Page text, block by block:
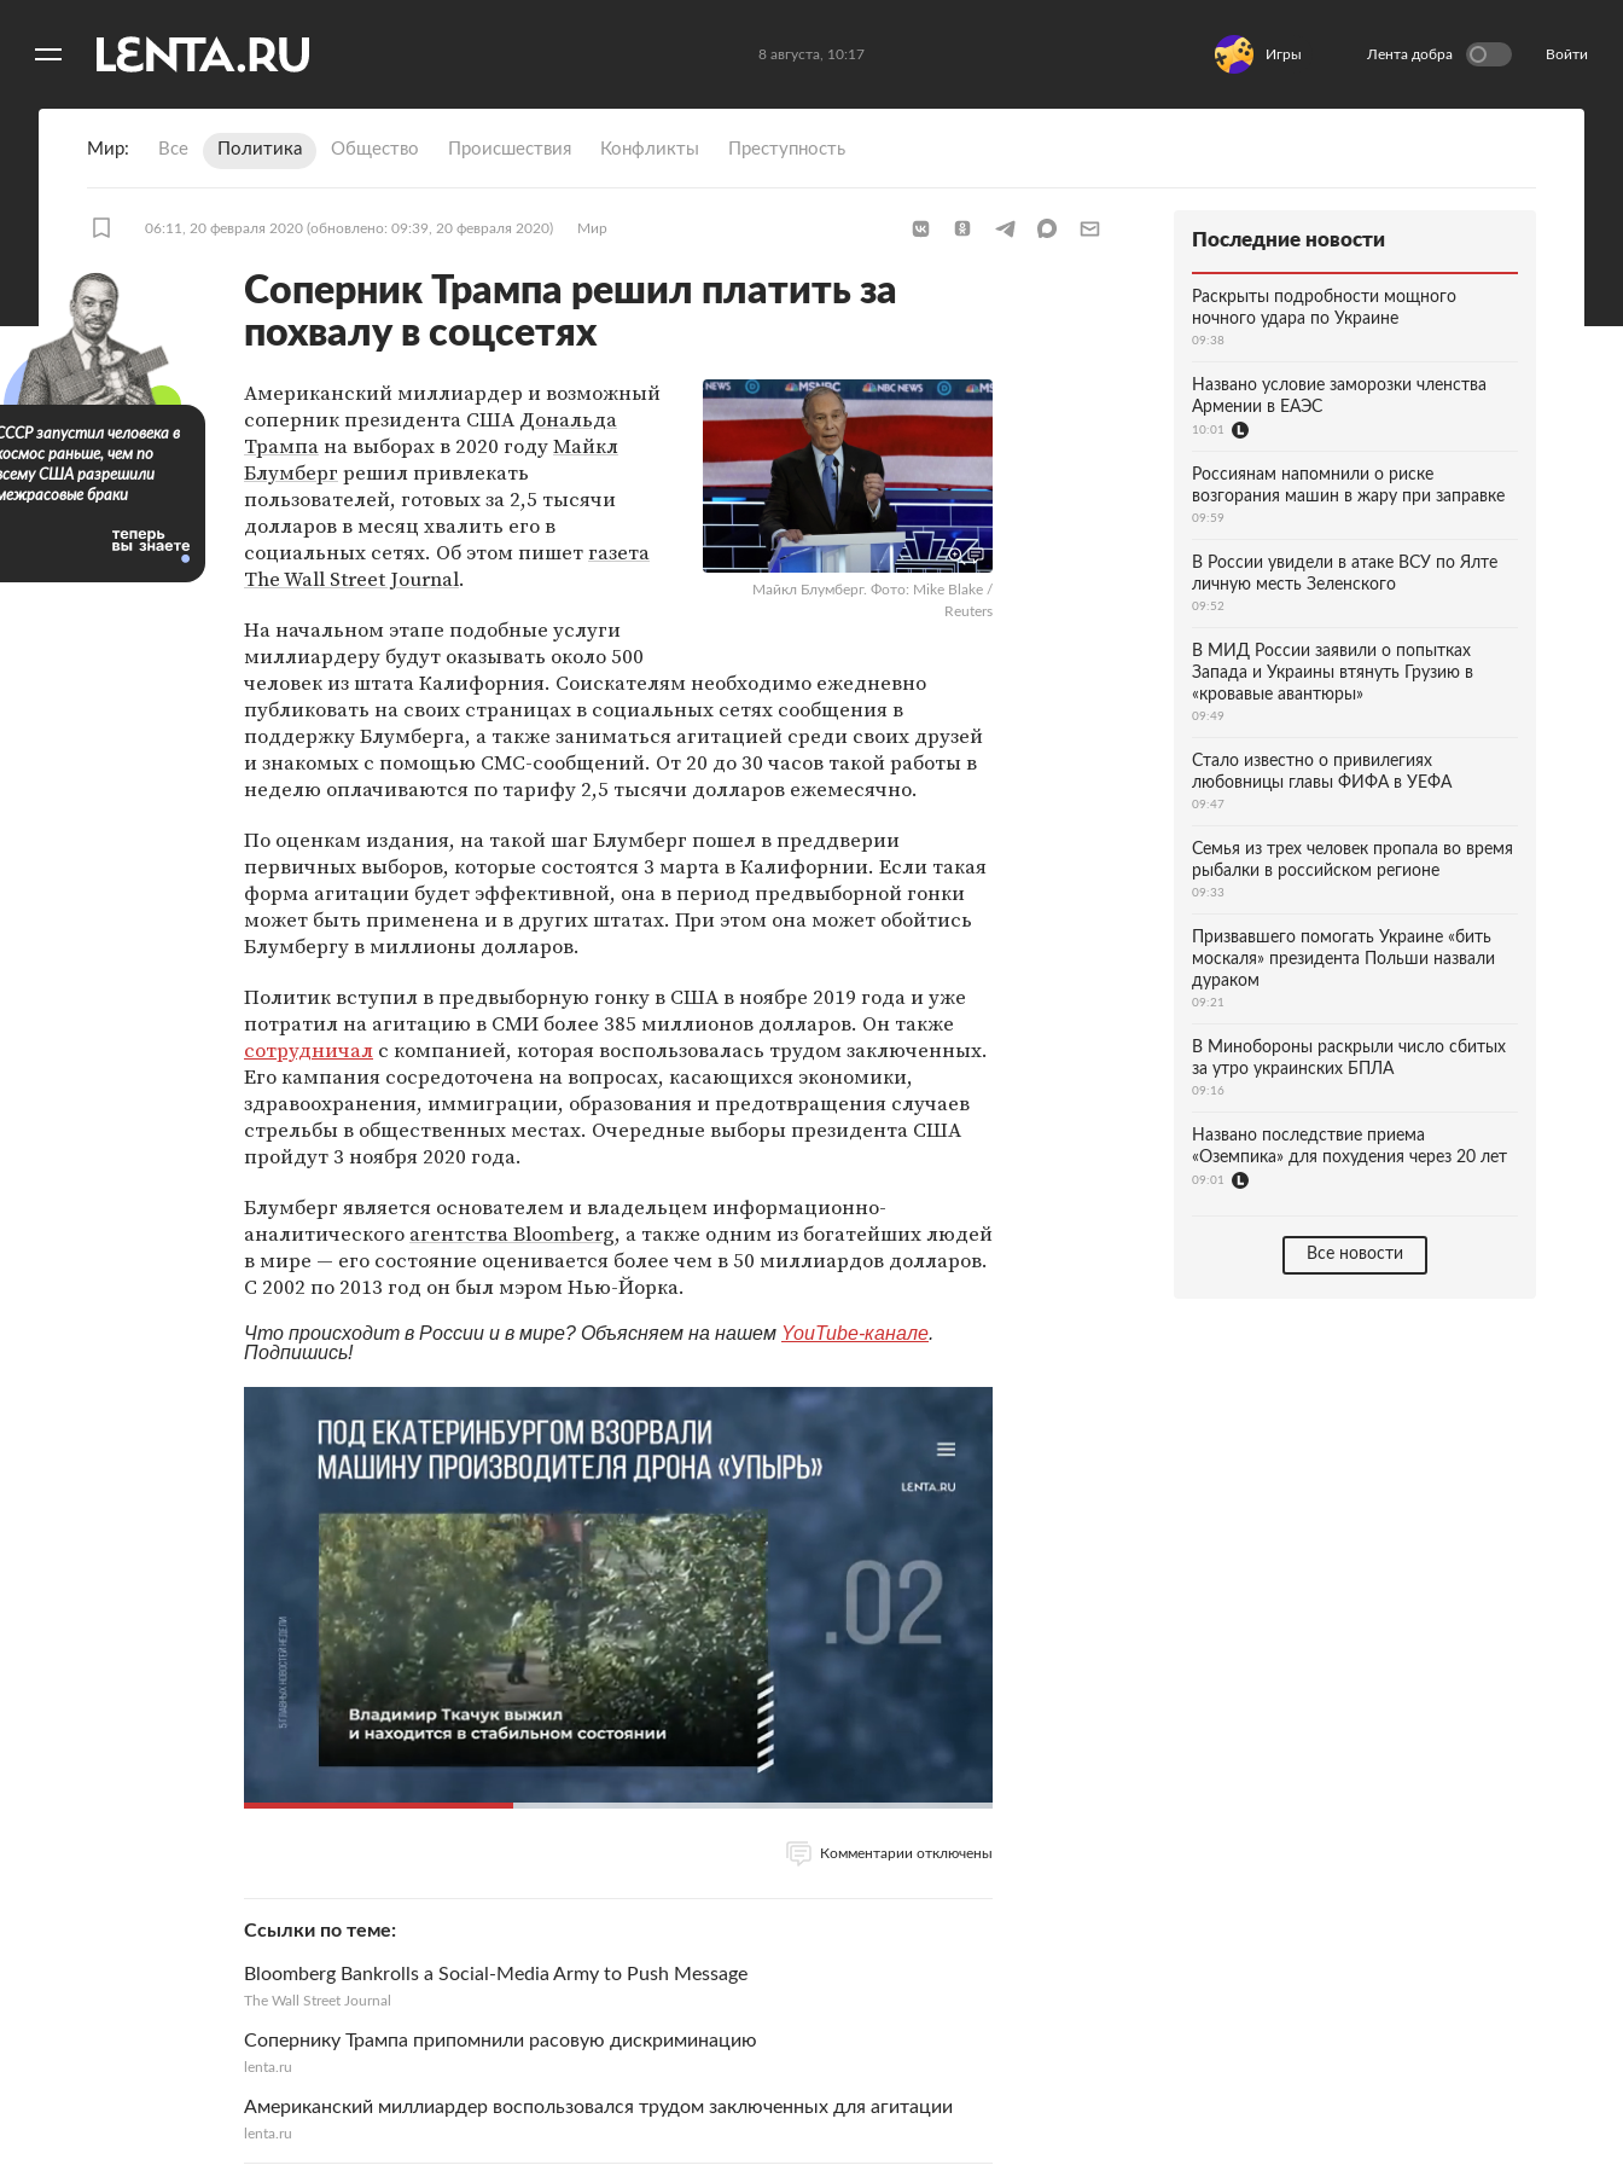
8 августа, 10:17 Игры Лента добра Войти
Мир Все Политика Общество Происшествия Конфликты Преступность
06:11, 20 февраля 2020 (обновлено: 09:39, 20 февраля 2020) Мир
Соперник Трампа решил платить за
похвалу в соцсетях
Майкл Блумберг. Фото: Mike Blake /
Reuters
Американский миллиардер и возможный
соперник президента США Дональда
Трампана выборах в 2020 годуМайкл
Блумберг решил привлекать
пользователей, готовых за 2,5 тысячи
долларов в месяц хвалить его в
социальных сетях. Об этом пишетгазета
The Wall Street Journal.
На начальном этапе подобные услуги
миллиардеру будут оказывать около 500
человек из штата Калифорния. Соискателям необходимо ежедневно
публиковать на своих страницах в социальных сетях сообщения в
поддержку Блумберга, а также заниматься агитацией среди своих друзей
и знакомых с помощью СМС-сообщений. От 20 до 30 часов такой работы в
неделю оплачиваются по тарифу 2,5 тысячи долларов ежемесячно.
По оценкам издания, на такой шаг Блумберг пошел в преддверии
первичных выборов, которые состоятся 3 марта в Калифорнии. Если такая
форма агитации будет эффективной, она в период предвыборной гонки
может быть применена и в других штатах. При этом она может обойтись
Блумбергу в миллионы долларов.
Политик вступил в предвыборную гонку в США в ноябре 2019 года и уже
потратил на агитацию в СМИ более 385 миллионов долларов. Он также
сотрудничал с компанией, которая воспользовалась трудом заключенных.
Его кампания сосредоточена на вопросах, касающихся экономики,
здравоохранения, иммиграции, образования и предотвращения случаев
стрельбы в общественных местах. Очередные выборы президента США
пройдут 3 ноября 2020 года.
Блумберг является основателем и владельцем информационно-
аналитического агентства Bloomberg, а также одним из богатейших людей
в мире — его состояние оценивается более чем в 50 миллиардов долларов.
С 2002 по 2013 год он был мэром Нью-Йорка.
Что происходит в России и в мире? Объясняем на нашем YouTube-канале.
Подпишись!
Комментарии отключены
Ссылки по теме
Bloomberg Bankrolls a Social-Media Army to Push Message
The Wall Street Journal
Сопернику Трампа припомнили расовую дискриминацию
lenta.ru
Американский миллиардер воспользовался трудом заключенных для агитации
lenta.ru
запустил человека в
раньше, чем по
США разрешили
браки
Последние новости
Раскрыты подробности мощного
ночного удара по Украине
09:38
Названо условие заморозки членства
Армении в ЕАЭС
10:01
Россиянам напомнили о риске
возгорания машин в жару при заправке
09:59
В России увидели в атаке ВСУ по Ялте
личную месть Зеленского
09:52
В МИД России заявили о попытках
Запада и Украины втянуть Грузию в
«кровавые авантюры»
09:49
Стало известно о привилегиях
любовницы главы ФИФА в УЕФА
09:47
Семья из трех человек пропала во время
рыбалки в российском регионе
09:33
Призвавшего помогать Украине «бить
москаля» президента Польши назвали
дураком
09:21
В Минобороны раскрыли число сбитых
за утро украинских БПЛА
09:16
Названо последствие приема
«Оземпика» для похудения через 20 лет
09:01
Все новости